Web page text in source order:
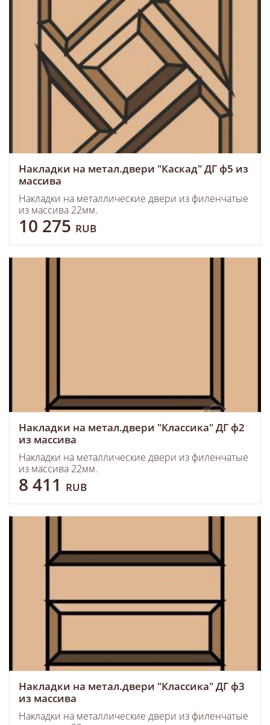
Накладки на метал.двери "Каскад" ДГ ф5 из
массива
Накладки на металлические двери из филенчатые
из массива 22мм.
10 275 RUB
Накладки на метал.двери "Классика" ДГ ф2
из массива
Накладки на металлические двери из филенчатые
из массива 22мм.
8 411 RUB
Накладки на метал.двери "Классика" ДГ ф3
из массива
Накладки на металлические двери из филенчатые